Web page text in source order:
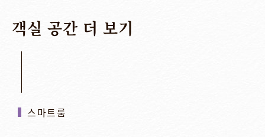
객실 공간 더 보기
스마트룸